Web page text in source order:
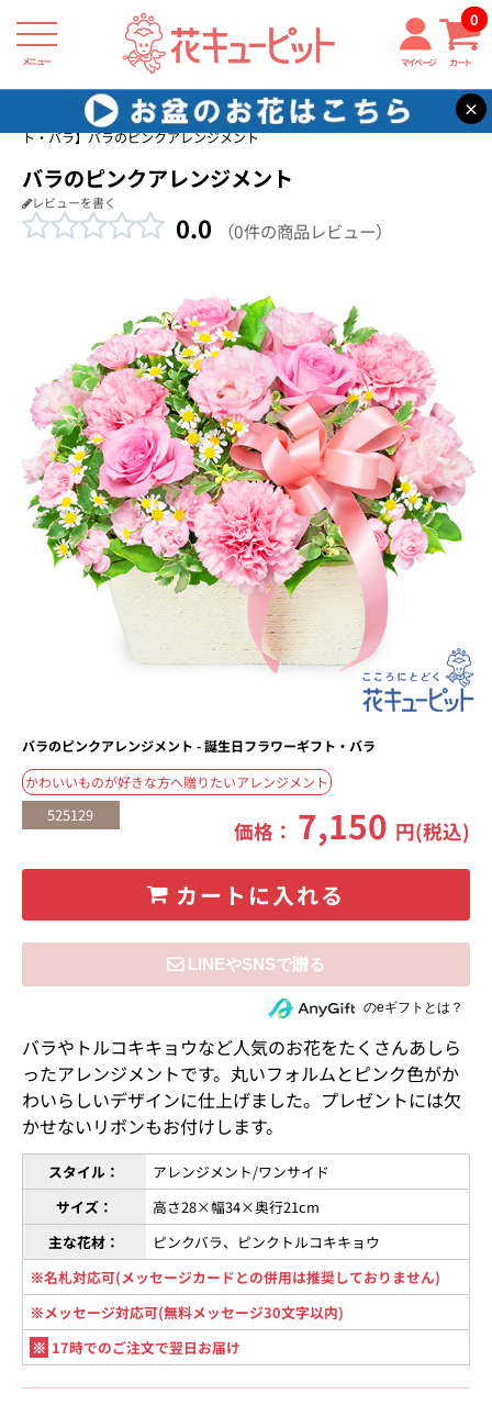
メニュー マイページ カート
0
×
花キューピット 誕生日フラワーギフト・バラ
【誕生日フラワーギフ
ト・バラ】バラのピンクアレンジメント
バラのピンクアレンジメント
レビューを書く
0.0 （0件の商品レビュー）
バラのピンクアレンジメント - 誕生日フラワーギフト・バラ
かわいいものが好きな方へ贈りたいアレンジメント
525129
価格： 7,150 円(税込)
カートに入れる
住所を知らない相手にeギフトで贈るのeギフトとは？
バラやトルコキキョウなど人気のお花をたくさんあしら
ったアレンジメントです。丸いフォルムとピンク色がか
わいらしいデザインに仕上げました。プレゼントには欠
かせないリボンもお付けします。
スタイル：
アレンジメント/ワンサイド
サイズ：
高さ28×幅34×奥行21cm
主な花材：
ピンクバラ、ピンクトルコキキョウ
※名札対応可(メッセージカードとの併用は推奨しておりません)
※メッセージ対応可(無料メッセージ30文字以内)
※ 17時でのご注文で翌日お届け